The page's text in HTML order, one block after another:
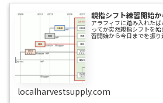
親指シフト練習開始
アラフィフに踏み入れた
ってか突然親指シフトを
習開始から今日までを振
ハンドヘルドPC、
localharvestsupply.com